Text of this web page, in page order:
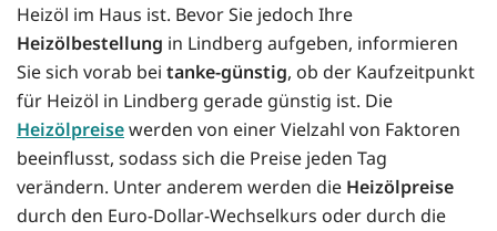
Heizöl im Haus ist. Bevor Sie jedoch Ihre
Heizölbestellung in Lindberg aufgeben, informieren
Sie sich vorab bei tanke-günstig, ob der Kaufzeitpunkt
für Heizöl in Lindberg gerade günstig ist. Die
Heizölpreisewerden von einer Vielzahl von Faktoren
beeinflusst, sodass sich die Preise jeden Tag
verändern. Unter anderem werden die Heizölpreise
durch den Euro-Dollar-Wechselkurs oder durch die